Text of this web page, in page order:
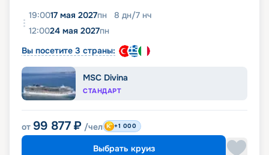
19:0017 мая 2027пн 8 дн/7 нч
12:0024 мая 2027пн
Вы посетите 3 страны:
MSC Divina
СТАНДАРТ
от 99 877 ₽ /чел +1 000
Выбрать круиз